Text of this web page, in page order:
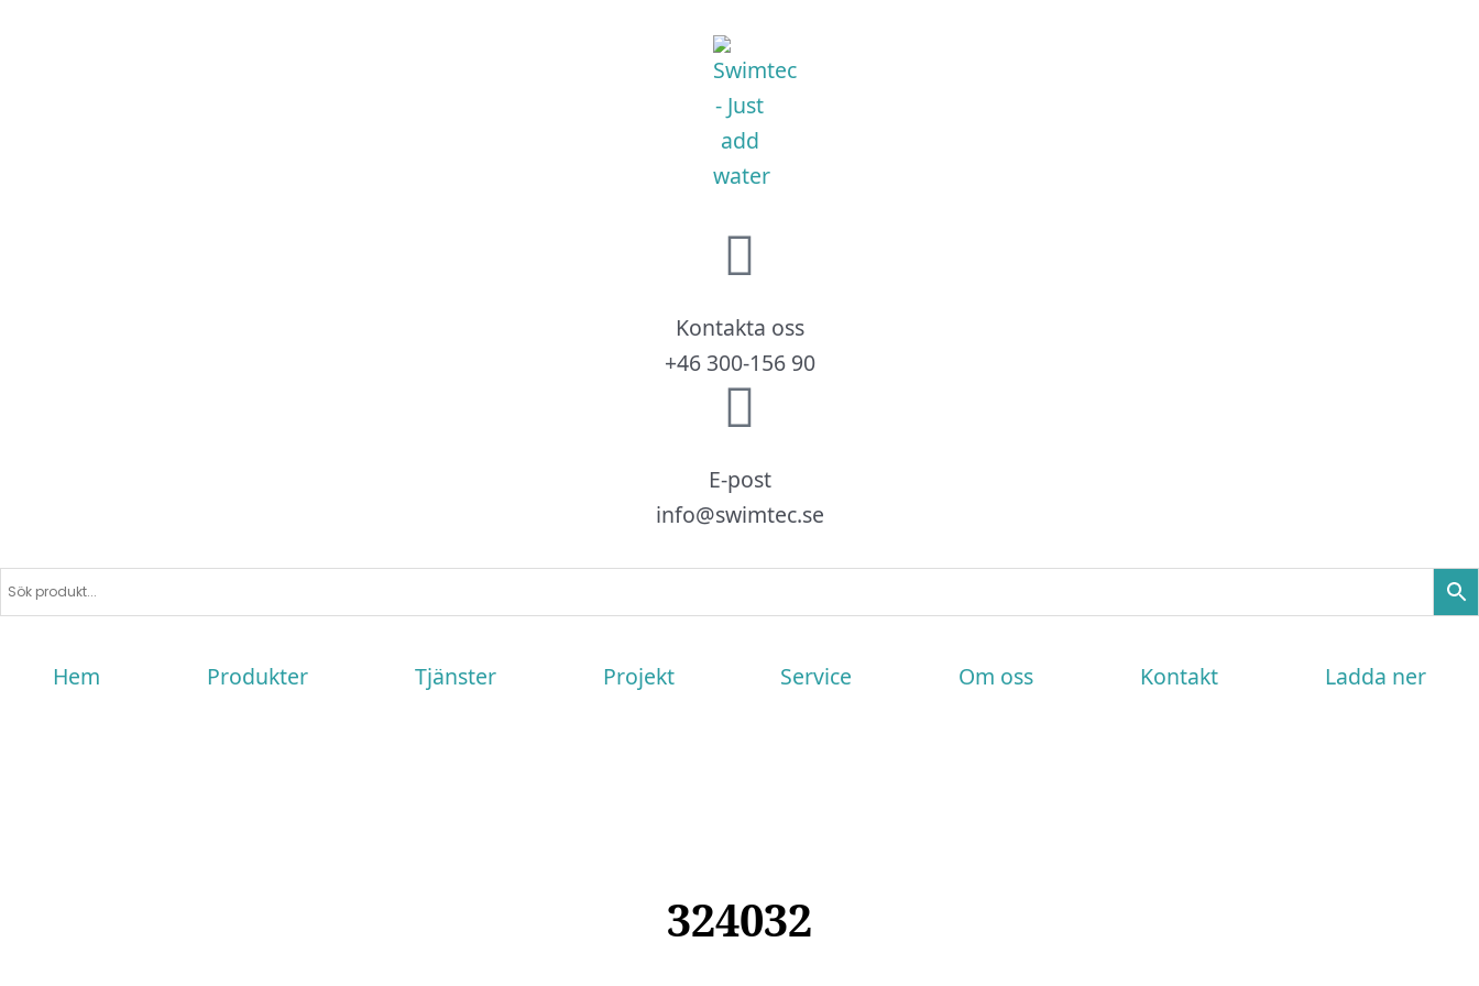
Kontakta oss
+46 300-156 90
E-post
info@swimtec.se
Hem Produkter Tjänster Projekt Service Om oss Kontakt Ladda ner
324032